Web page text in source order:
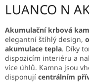
LUANCO N
Akumulační krbová
elegantní štíhlý design,
akumulace tepla. Díky
dispozicím interiéru a
více úhlů. Kamna jsou
disponují centrálním